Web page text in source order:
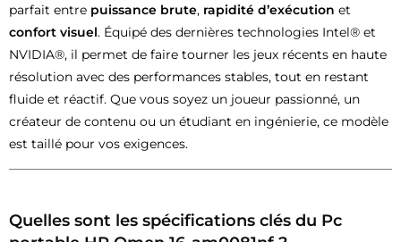
parfait entre puissance brute, rapidité d’exécution et
confort visuel. Équipé des dernières technologies Intel® et
NVIDIA®, il permet de faire tourner les jeux récents en haute
résolution avec des performances stables, tout en restant
fluide et réactif. Que vous soyez un joueur passionné, un
créateur de contenu ou un étudiant en ingénierie, ce modèle
est taillé pour vos exigences.
Quelles sont les spécifications clés du Pc